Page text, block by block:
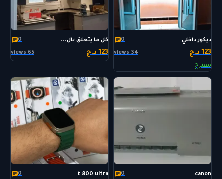
ديكور داخلي 0
123 د.ج 34 views
مقترح
كل ما يتعلق بال... 0
123 د.ج 65 views
canon
0
t 800 ultra
0